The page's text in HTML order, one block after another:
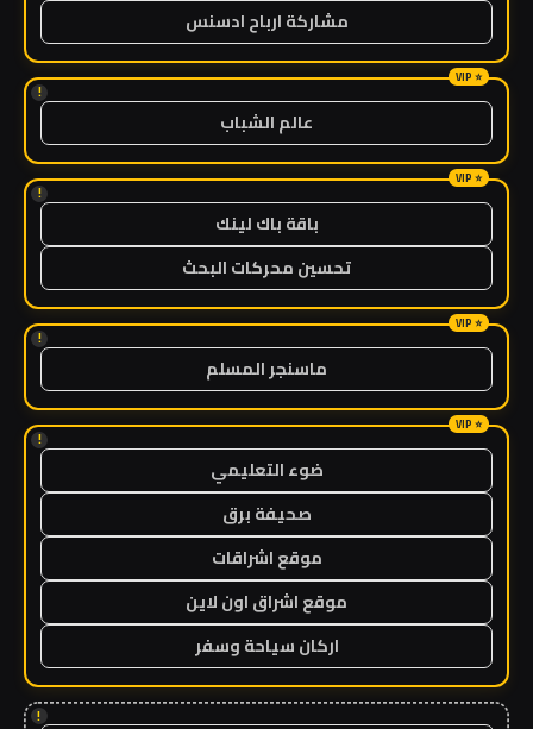
مشاركة ارباح ادسنس
!
عالم الشباب
!
باقة باك لينك
تحسين محركات البحث
!
ماسنجر المسلم
!
ضوء التعليمي
صحيفة برق
موقع اشراقات
موقع اشراق اون لاين
اركان سياحة وسفر
!